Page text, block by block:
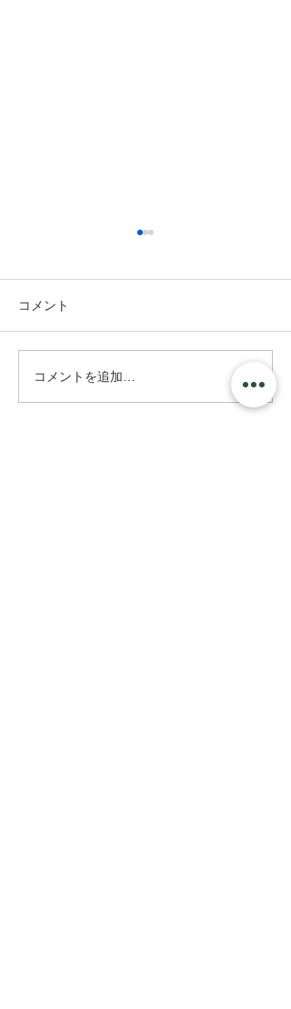
【Weekly Africa Biz】
2026年7月第4週｜
コメント
コメントを追加…